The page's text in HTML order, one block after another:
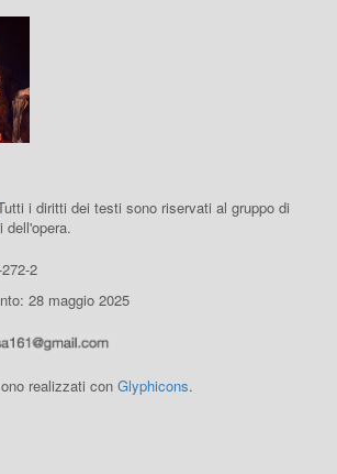
i diritti dei testi sono riservati al gruppo di
dell'opera.
2
28 maggio 2025
realizzati conGlyphicons.